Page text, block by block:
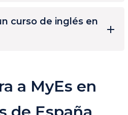
curso de inglés en
a MyEs en